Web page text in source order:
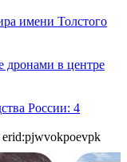
имени Толстого
дронами в центре
России: 4
erid:pjwvokpoevpk